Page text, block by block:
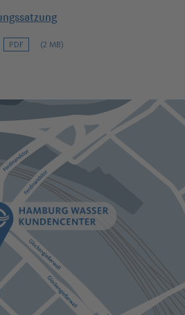
PDF (2 MB)